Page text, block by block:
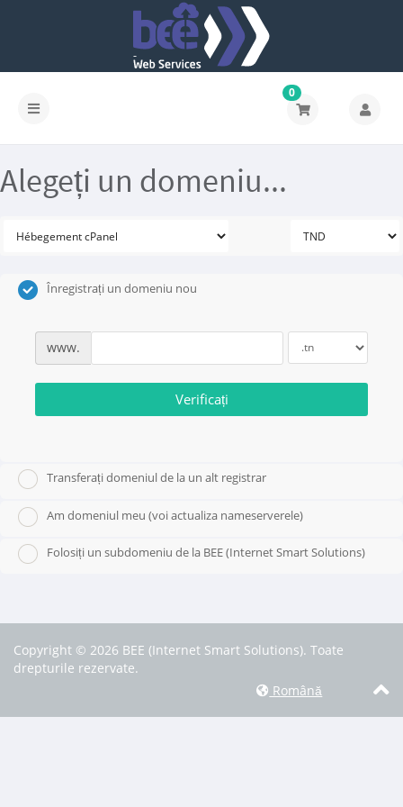
0
Alegeți un domeniu...
Înregistrați un domeniu nou
www.
Verificați
Transferați domeniul de la un alt registrar
Am domeniul meu (voi actualiza nameserverele)
Folosiți un subdomeniu de la BEE (Internet Smart Solutions)
Copyright © 2026 BEE (Internet Smart Solutions). Toate
drepturile rezervate.
Română